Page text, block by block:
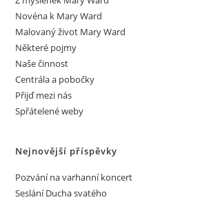
Novéna k Mary Ward
Malovaný život Mary Ward
Některé pojmy
Naše činnost
Centrála a pobočky
Přijď mezi nás
Spřátelené weby
Nejnovější příspěvky
Pozvání na varhanní koncert
Seslání Ducha svatého